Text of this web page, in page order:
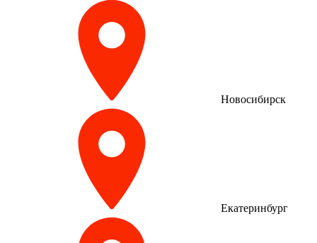
Новосибирск
Екатеринбург